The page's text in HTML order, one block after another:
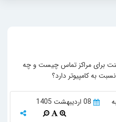
برای مراکز تماس چیست و چه
به کامپیوتر دارد؟
08 اردیبهشت 1405